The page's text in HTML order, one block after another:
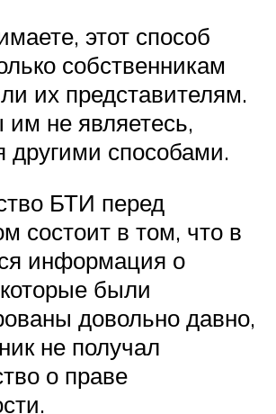
этот способ
собственникам
их представителям.
не являетесь,
другими способами.
БТИ перед
состоит в том, что в
информация о
были
довольно давно,
не получал
о праве